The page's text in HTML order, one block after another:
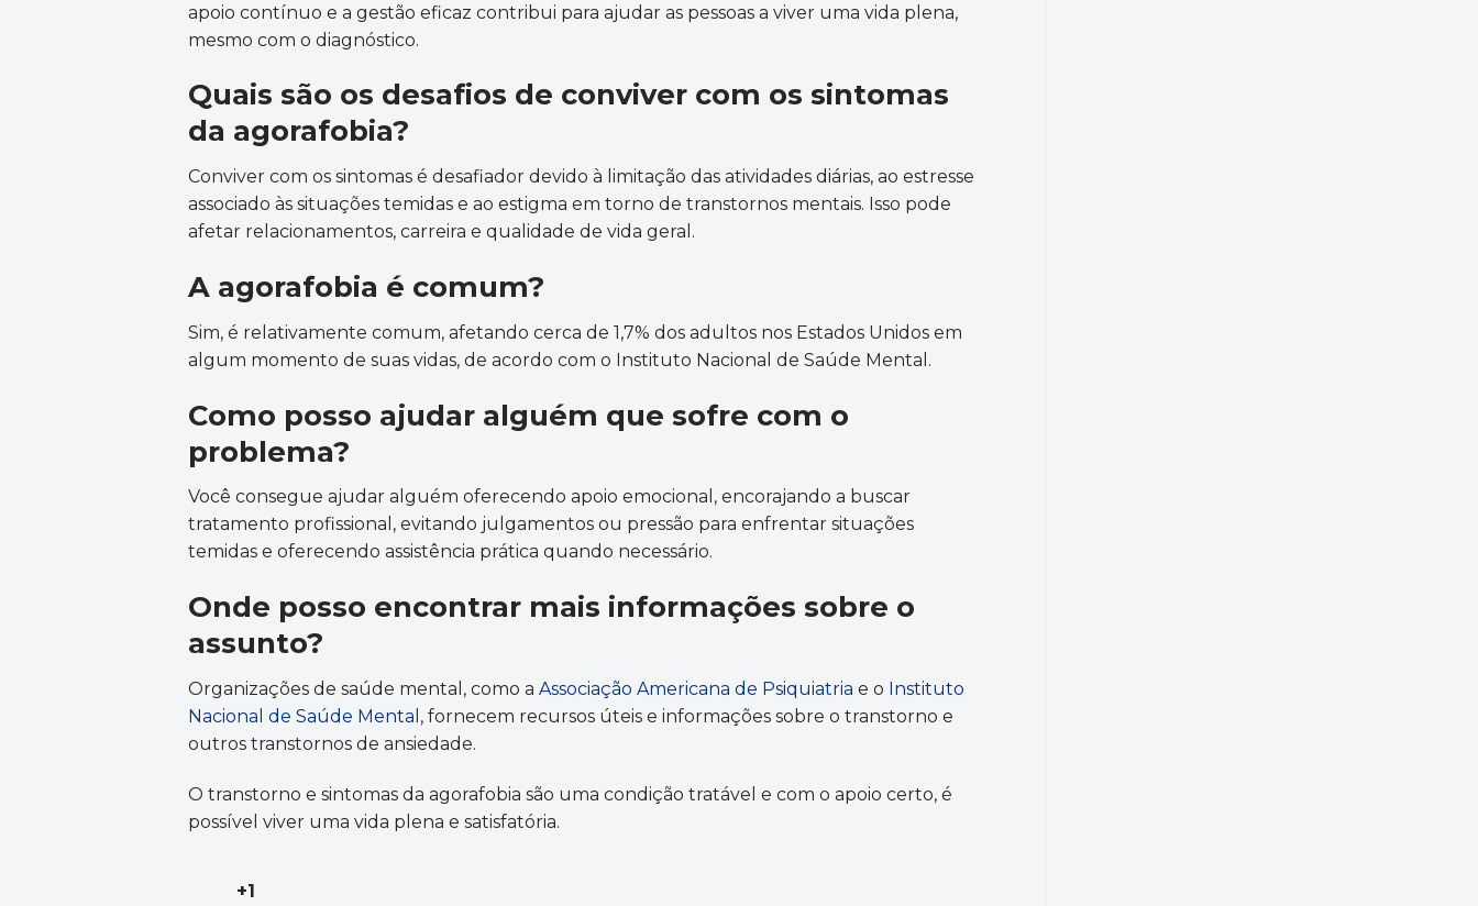
apoio contínuo e a gestão eficaz contribui para ajudar as pessoas a viver uma vida plena,
mesmo com o diagnóstico.
Quais são os desafios de conviver com os sintomas
da agorafobia?
Conviver com os sintomas é desafiador devido à limitação das atividades diárias, ao estresse
associado às situações temidas e ao estigma em torno de transtornos mentais. Isso pode
afetar relacionamentos, carreira e qualidade de vida geral.
A agorafobia é comum?
Sim, é relativamente comum, afetando cerca de 1,7% dos adultos nos Estados Unidos em
algum momento de suas vidas, de acordo com o Instituto Nacional de Saúde Mental.
Como posso ajudar alguém que sofre com o
problema?
Você consegue ajudar alguém oferecendo apoio emocional, encorajando a buscar
tratamento profissional, evitando julgamentos ou pressão para enfrentar situações
temidas e oferecendo assistência prática quando necessário.
Onde posso encontrar mais informações sobre o
assunto?
Organizações de saúde mental, como a Associação Americana de Psiquiatria e o Instituto
Nacional de Saúde Mental , fornecem recursos úteis e informações sobre o transtorno e
outros transtornos de ansiedade.
O transtorno e sintomas da agorafobia são uma condição tratável e com o apoio certo, é
possível viver uma vida plena e satisfatória.
+1